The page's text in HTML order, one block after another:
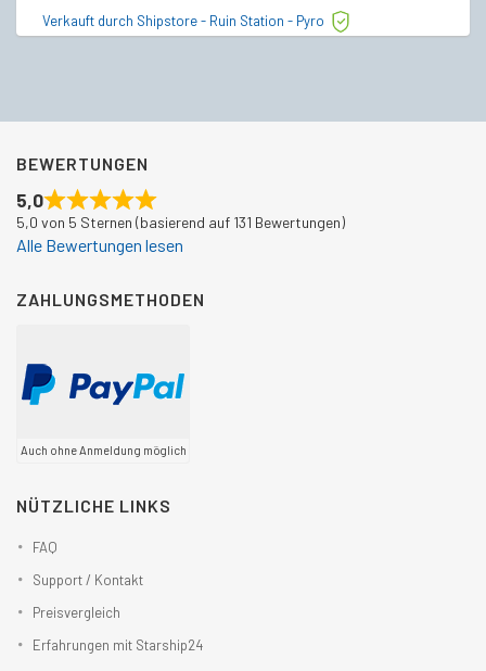
war:
ist:
Verkauft durch Shipstore - Ruin Station - Pyro
BEWERTUNGEN
5,0
5,0 von 5 Sternen (basierend auf 131 Bewertungen)
Alle Bewertungen lesen
ZAHLUNGSMETHODEN
Auch ohne Anmeldung möglich
NÜTZLICHE LINKS
FAQ
Support / Kontakt
Preisvergleich
Erfahrungen mit Starship24